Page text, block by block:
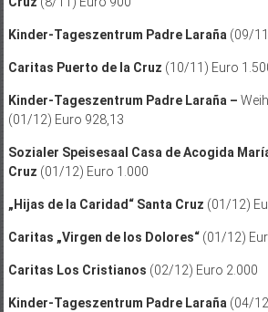
Kinder-Tageszentrum Padre Laraña(09/
Caritas Puerto de la Cruz (10/11) Euro
Kinder-Tageszentrum Padre Laraña –
(01/12) Euro 928,13
Sozialer Speisesaal Casa de Acogida
Cruz (01/12) Euro 1.000
„Hijas de la Caridad“ Santa Cruz (01/12)
Caritas „Virgen de los Dolores“(01/12)
Caritas Los Cristianos (02/12) Euro 2.000
Kinder-Tageszentrum Padre Laraña(04/